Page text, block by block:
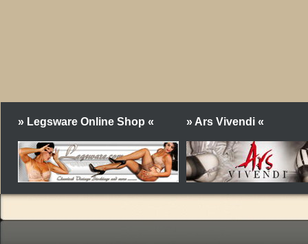
» Legsware Online Shop « » Ars Vivendi «